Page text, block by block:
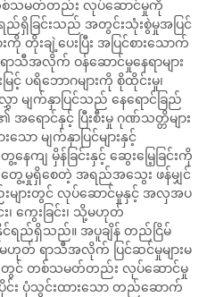
တစ်သမတ်တည်း လုပ်ဆောင်မှုကို
ရှိခြင်းသည် အတွင်းသုံးစွဲမှုအပြင်
ကို တိုးချဲ့ပေးပြီး အပြင်စားသောက်
ရာသီအလိုက် ဝန်ဆောင်မှုနေရာများ
ရိဘောဂများကို စိုထိုင်းမှု၊
မျက်နှာပြင်သည် နေရောင်ခြည်
ရောင်နှင့် ပြီးစီးမှု ဂုဏ်သတ္တိများ
ော မျက်နှာပြင်များနှင့်
နေကျ မှိန်ခြင်းနှင့် ဆွေးမြေ့ခြင်းကို
မှုရှိစေတဲ့ အရည်အသွေး ဖန်မျှင်
းများတွင် လုပ်ဆောင်မှုနှင့် အလှအပ
၊ ကွေးခြင်း၊ သို့မဟုတ်
နိုင်ရည်ရှိသည်။ အပူချိန် တည်ငြိမ်
ဟုတ် ရာသီအလိုက် ပြင်ဆင်မှုများမ
းတွင် တစ်သမတ်တည်း လုပ်ဆောင်မှု
း ပုံသွင်းထားသော တည်ဆောက်